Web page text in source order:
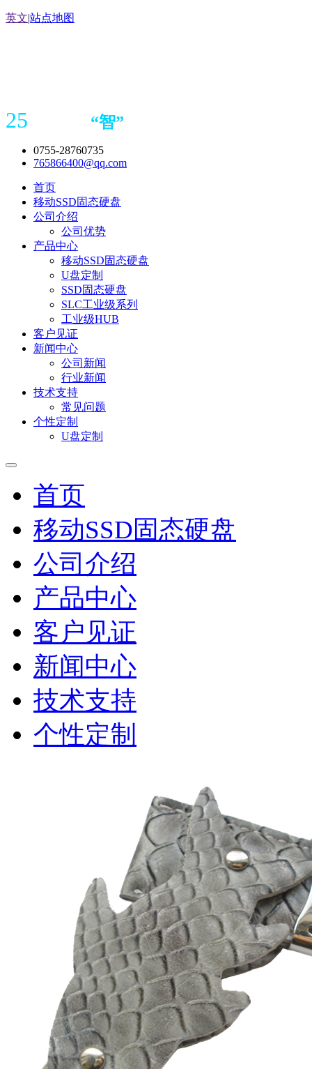
英文|站点地图
25 “智”
0755-28760735
765866400@qq.com
首页
移动SSD固态硬盘
公司介绍
公司优势
产品中心
移动SSD固态硬盘
U盘定制
SSD固态硬盘
SLC工业级系列
工业级HUB
客户见证
新闻中心
公司新闻
行业新闻
技术支持
常见问题
个性定制
U盘定制
首页
移动SSD固态硬盘
公司介绍
产品中心
客户见证
新闻中心
技术支持
个性定制